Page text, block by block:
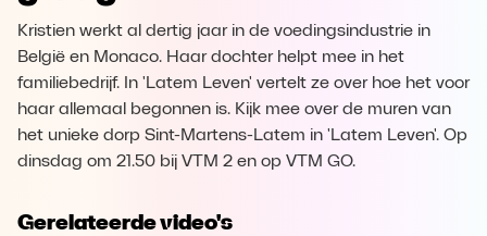
Kristien werkt al dertig jaar in de voedingsindustrie in
België en Monaco. Haar dochter helpt mee in het
familiebedrijf. In 'Latem Leven' vertelt ze over hoe het voor
haar allemaal begonnen is. Kijk mee over de muren van
het unieke dorp Sint-Martens-Latem in 'Latem Leven'. Op
dinsdag om 21.50 bij VTM 2 en op VTM GO.
Gerelateerde video's